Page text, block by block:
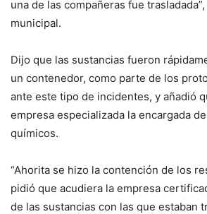
una de las compañeras fue
municipal.
Dijo que las sustancias fueron
un contenedor, como parte de los
ante este tipo de incidentes, y añadió
empresa especializada la encargada
químicos.
“Ahorita se hizo la contención de los
pidió que acudiera la empresa
de las sustancias con las que estaban